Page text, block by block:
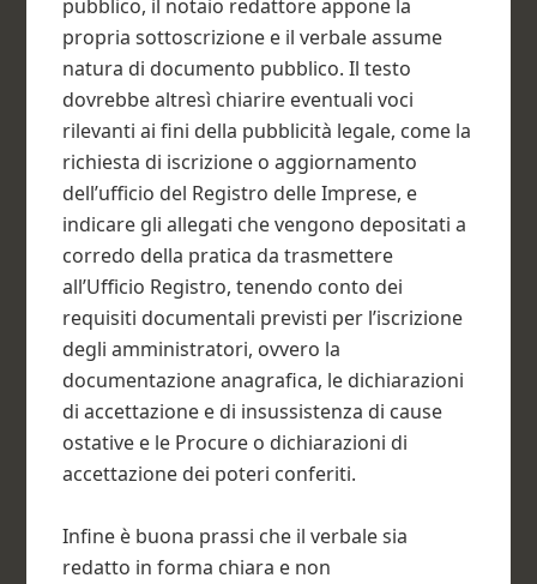
pubblico, il notaio redattore appone la
propria sottoscrizione e il verbale assume
natura di documento pubblico. Il testo
dovrebbe altresì chiarire eventuali voci
rilevanti ai fini della pubblicità legale, come la
richiesta di iscrizione o aggiornamento
dell’ufficio del Registro delle Imprese, e
indicare gli allegati che vengono depositati a
corredo della pratica da trasmettere
all’Ufficio Registro, tenendo conto dei
requisiti documentali previsti per l’iscrizione
degli amministratori, ovvero la
documentazione anagrafica, le dichiarazioni
di accettazione e di insussistenza di cause
ostative e le Procure o dichiarazioni di
accettazione dei poteri conferiti.
Infine è buona prassi che il verbale sia
redatto in forma chiara e non